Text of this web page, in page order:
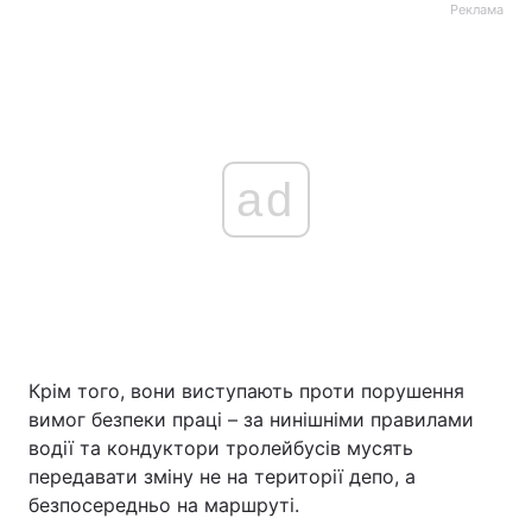
Реклама
ad
Крім того, вони виступають проти порушення
вимог безпеки праці – за нинішніми правилами
водії та кондуктори тролейбусів мусять
передавати зміну не на території депо, а
безпосередньо на маршруті.